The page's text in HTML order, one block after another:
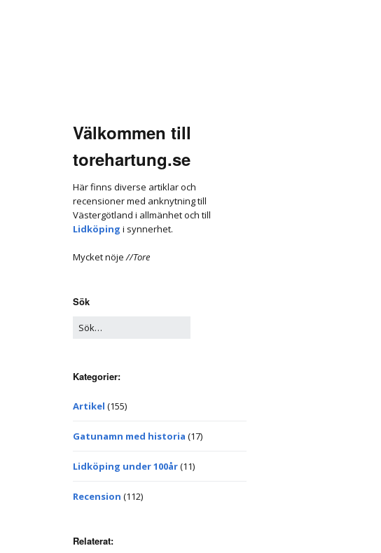
Välkommen till
torehartung.se
Här finns diverse artiklar och
recensioner med anknytning till
Västergötland i allmänhet och till
Lidköping i synnerhet.
Mycket nöje//Tore
Sök
Kategorier:
Artikel (155)
Gatunamn med historia (17)
Lidköping under 100år(11)
Recension (112)
Relaterat: